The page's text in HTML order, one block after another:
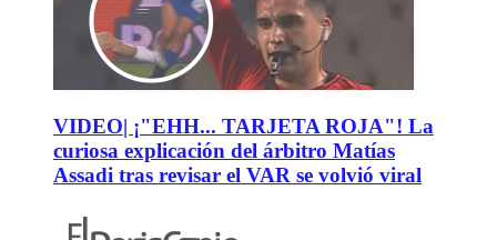
VIDEO| ¡"EHH... TARJETA ROJA"! La
curiosa explicación del árbitro Matías
Assadi tras revisar el VAR se volvió viral